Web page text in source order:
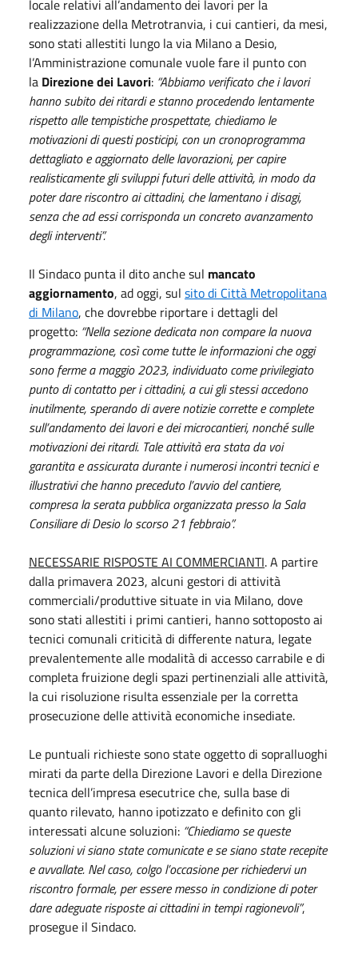
locale relativi all’andamento dei lavori per la
realizzazione della Metrotranvia, i cui cantieri, da mesi,
sono stati allestiti lungo la via Milano a Desio,
l’Amministrazione comunale vuole fare il punto con
la Direzione dei Lavori: “Abbiamo verificato che i lavori
hanno subito dei ritardi e stanno procedendo lentamente
rispetto alle tempistiche prospettate, chiediamo le
motivazioni di questi posticipi, con un cronoprogramma
dettagliato e aggiornato delle lavorazioni, per capire
realisticamente gli sviluppi futuri delle attività, in modo da
poter dare riscontro ai cittadini, che lamentano i disagi,
senza che ad essi corrisponda un concreto avanzamento
degli interventi”.
Il Sindaco punta il dito anche sul mancato
aggiornamento, ad oggi, sul sitodi Città Metropolitana
di Milano, che dovrebbe riportare i dettagli del
progetto: “Nella sezione dedicata non compare la nuova
programmazione, così come tutte le informazioni che oggi
sono ferme a maggio 2023, individuato come privilegiato
punto di contatto per i cittadini, a cui gli stessi accedono
inutilmente, sperando di avere notizie corrette e complete
sull’andamento dei lavori e dei microcantieri, nonché sulle
motivazioni dei ritardi. Tale attività era stata da voi
garantita e assicurata durante i numerosi incontri tecnici e
illustrativi che hanno preceduto l’avvio del cantiere,
compresa la serata pubblica organizzata presso la Sala
Consiliare di Desio lo scorso 21 febbraio”.
NECESSARIE RISPOSTE AI COMMERCIANTI. A partire
dalla primavera 2023, alcuni gestori di attività
commerciali/produttive situate in via Milano, dove
sono stati allestiti i primi cantieri, hanno sottoposto ai
tecnici comunali criticità di differente natura, legate
prevalentemente alle modalità di accesso carrabile e di
completa fruizione degli spazi pertinenziali alle attività,
la cui risoluzione risulta essenziale per la corretta
prosecuzione delle attività economiche insediate.
Le puntuali richieste sono state oggetto di sopralluoghi
mirati da parte della Direzione Lavori e della Direzione
tecnica dell’impresa esecutrice che, sulla base di
quanto rilevato, hanno ipotizzato e definito con gli
interessati alcune soluzioni: “Chiediamo se queste
soluzioni vi siano state comunicate e se siano state recepite
e avvallate. Nel caso, colgo l’occasione per richiedervi un
riscontro formale, per essere messo in condizione di poter
dare adeguate risposte ai cittadini in tempi ragionevoli”,
prosegue il Sindaco.